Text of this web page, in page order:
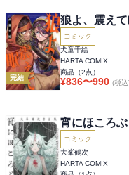
完結
狼よ、震え
コミック
犬童千絵
HARTA COMIX
商品（2点）
¥836〜990 (税
宵にほころ
コミック
大峯鶴次
HARTA COMIX